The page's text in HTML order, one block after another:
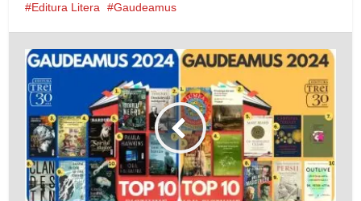
Editura Litera Gaudeamus